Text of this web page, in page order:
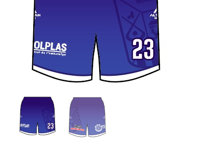
ALTAN QR
Sanitario
TRABAJOS REALIZADOS